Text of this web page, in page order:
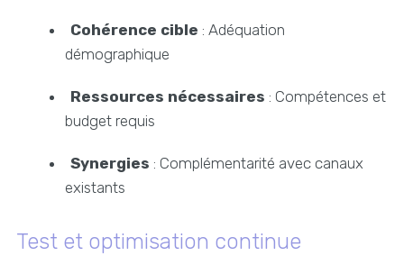
Cohérence cible : Adéquation
démographique
Ressources nécessaires : Compétences et
budget requis
Synergies : Complémentarité avec canaux
existants
Test et optimisation continue